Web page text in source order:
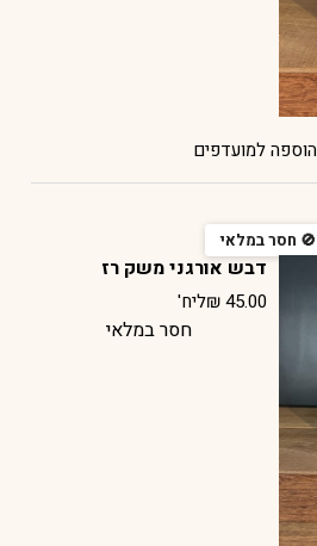
הוספה למועדפים
דבש אורגני משק רז
₪45.00 ליח'